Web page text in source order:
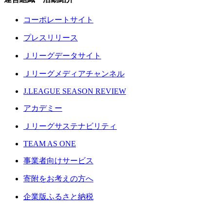
コーポレートサイト
プレスリリース
Ｊリーグデータサイト
Ｊリーグメディアチャンネル
J.LEAGUE SEASON REVIEW
アカデミー
Ｊリーグサステナビリティ
TEAM AS ONE
事業者向けサービス
寄附をお考えの方へ
企業版ふるさと納税